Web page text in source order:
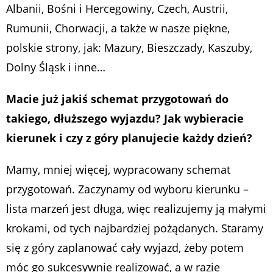
Albanii, Bośni i Hercegowiny, Czech, Austrii,
Rumunii, Chorwacji, a także w nasze piękne,
polskie strony, jak: Mazury, Bieszczady, Kaszuby,
Dolny Śląsk i inne…
Macie już jakiś schemat przygotowań do
takiego, dłuższego wyjazdu? Jak wybieracie
kierunek i czy z góry planujecie każdy dzień?
Mamy, mniej więcej, wypracowany schemat
przygotowań. Zaczynamy od wyboru kierunku –
lista marzeń jest długa, więc realizujemy ją małymi
krokami, od tych najbardziej pożądanych. Staramy
się z góry zaplanować cały wyjazd, żeby potem
móc go sukcesywnie realizować, a w razie